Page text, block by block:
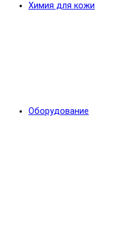
Химия для кожи
Оборудование